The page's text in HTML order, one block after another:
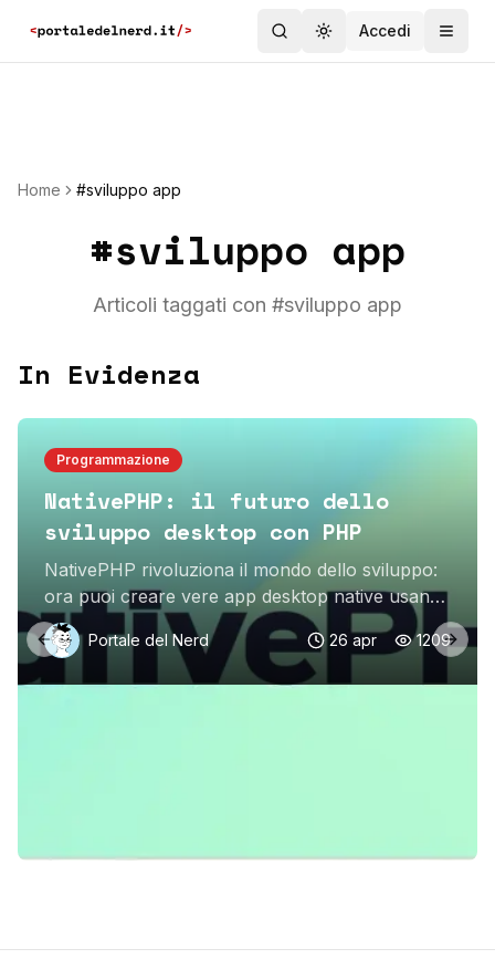
Toggle theme
Accedi
Home #sviluppo app
#sviluppo app
Articoli taggati con #sviluppo app
In Evidenza
Programmazione
NativePHP: il futuro dello
sviluppo desktop con PHP
NativePHP rivoluziona il mondo dello sviluppo:
ora puoi creare vere app desktop native usando
PHP. Scopri come funziona!
Portale del Nerd 26 apr 1209
Previous slide Next